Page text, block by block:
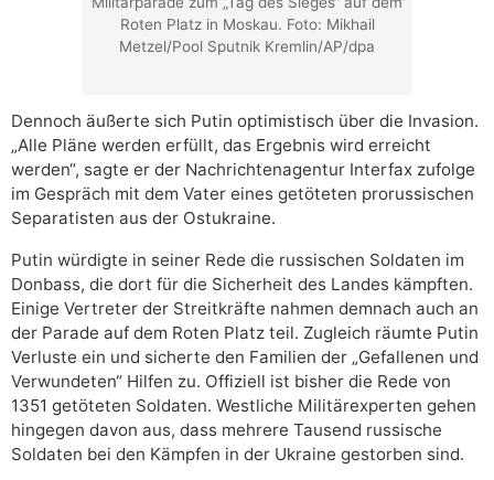
Roten Platz in Moskau. Foto: Mikhail
Metzel/Pool Sputnik Kremlin/AP/dpa
Dennoch äußerte sich Putin optimistisch über die Invasion.
„Alle Pläne werden erfüllt, das Ergebnis wird erreicht
werden“, sagte er der Nachrichtenagentur Interfax zufolge
im Gespräch mit dem Vater eines getöteten prorussischen
Separatisten aus der Ostukraine.
Putin würdigte in seiner Rede die russischen Soldaten im
Donbass, die dort für die Sicherheit des Landes kämpften.
Einige Vertreter der Streitkräfte nahmen demnach auch an
der Parade auf dem Roten Platz teil. Zugleich räumte Putin
Verluste ein und sicherte den Familien der „Gefallenen und
Verwundeten“ Hilfen zu. Offiziell ist bisher die Rede von
1351 getöteten Soldaten. Westliche Militärexperten gehen
hingegen davon aus, dass mehrere Tausend russische
Soldaten bei den Kämpfen in der Ukraine gestorben sind.